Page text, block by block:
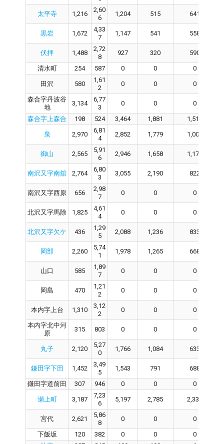
太平寺 1,216
2,60
6
1,204 515 641
黒岩 1,672
4,33
7
1,147 541 558
伏拝 1,488
2,72
8
927 320 590
清水町 254 587 0 0 0
田沢 580
1,61
2
0 0 0
森合字丹波谷
地
3,134
6,77
3
0 0 0
森合字上森合 198 524 3,464 1,881 1,517
泉 2,970
6,81
4
2,852 1,779 1,005
御山 2,565
5,91
6
2,946 1,658 1,179
南沢又字南舘 2,764
6,80
3
3,055 2,190 822
南沢又字西原 656
2,98
7
0 0 0
北沢又字馬除 1,825
4,61
4
0 0 0
北沢又字欠ケ 436
1,29
5
2,088 1,236 833
岡部 2,260
5,74
1
1,978 1,265 668
山口 585
1,89
7
0 0 0
岡島 470
1,21
2
0 0 0
本内字上台 1,310
3,12
2
0 0 0
本内字北中河
原
315 803 0 0 0
丸子 2,120
5,27
0
1,766 1,084 633
鎌田字下田 1,452
3,49
5
1,543 791 688
鎌田字道前田 307 946 0 0 0
瀬上町 3,187
7,23
6
5,197 2,785 2,330
宮代 2,621
5,86
8
0 0 0
下飯坂 120 382 0 0
0